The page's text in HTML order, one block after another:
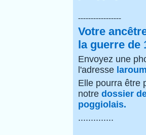
-----------------
Votre
la guerre de
Envoyez une
l'adresse
Elle pourra être
notre dossier
poggiolais.
..............